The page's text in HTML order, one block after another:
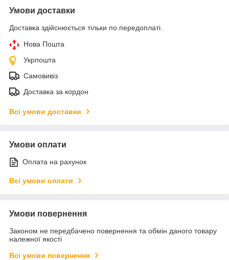
Умови доставки
Доставка здійснюється тільки по передоплаті.
Нова Пошта
Укрпошта
Самовивіз
Доставка за кордон
Всі умови доставки
Умови оплати
Оплата на рахунок
Всі умови оплати
Умови повернення
Законом не передбачено повернення та обмін даного товару
належної якості
Всі умови повернення